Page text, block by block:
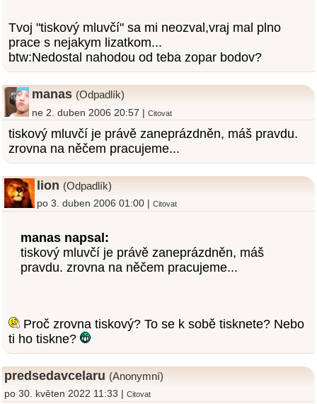
Tvoj "tiskový mluvčí" sa mi neozval,vraj mal plno
prace s nejakym lizatkom...
btw:Nedostal nahodou od teba zopar bodov?
manas (Odpadlík)
ne 2. duben 2006 20:57 | Citovat
tiskový mluvčí je právě zaneprázdněn, máš pravdu.
zrovna na něčem pracujeme...
lion (Odpadlík)
po 3. duben 2006 01:00 |Citovat
manas napsal:
tiskový mluvčí je právě zaneprázdněn, máš
pravdu. zrovna na něčem pracujeme...
Proč zrovna tiskový? To se k sobě tisknete? Nebo
ti ho tiskne?
predsedavcelaru (Anonymní)
po 30. květen 2022 11:33 | Citovat